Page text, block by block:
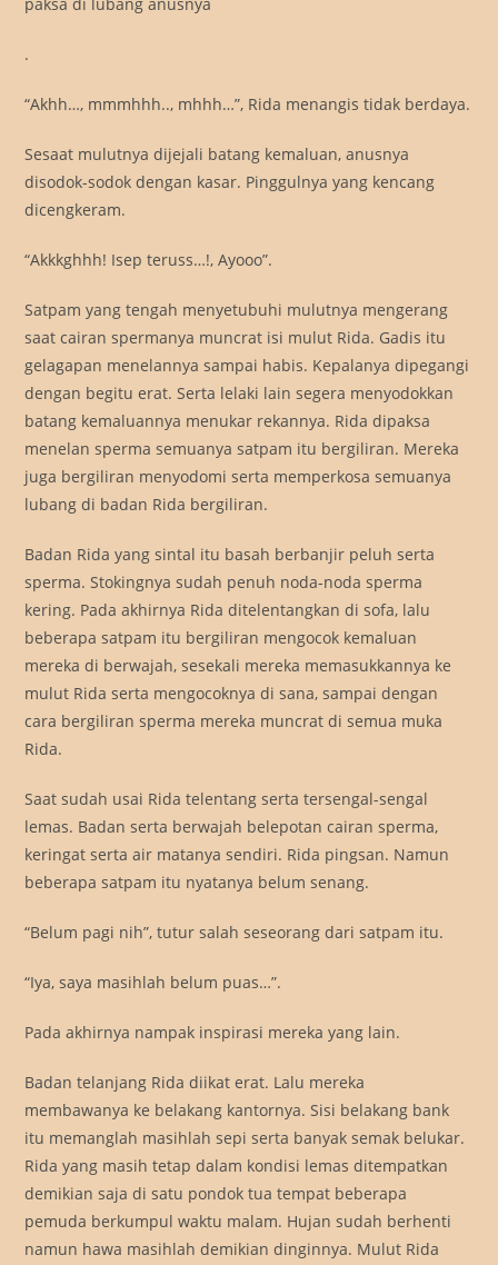
.
“Akhh…, mmmhhh.., mhhh…”, Rida menangis tidak berdaya.
Sesaat mulutnya dijejali batang kemaluan, anusnya
disodok-sodok dengan kasar. Pinggulnya yang kencang
dicengkeram.
“Akkkghhh! Isep teruss…!, Ayooo”.
Satpam yang tengah menyetubuhi mulutnya mengerang
saat cairan spermanya muncrat isi mulut Rida. Gadis itu
gelagapan menelannya sampai habis. Kepalanya dipegangi
dengan begitu erat. Serta lelaki lain segera menyodokkan
batang kemaluannya menukar rekannya. Rida dipaksa
menelan sperma semuanya satpam itu bergiliran. Mereka
juga bergiliran menyodomi serta memperkosa semuanya
lubang di badan Rida bergiliran.
Badan Rida yang sintal itu basah berbanjir peluh serta
sperma. Stokingnya sudah penuh noda-noda sperma
kering. Pada akhirnya Rida ditelentangkan di sofa, lalu
beberapa satpam itu bergiliran mengocok kemaluan
mereka di berwajah, sesekali mereka memasukkannya ke
mulut Rida serta mengocoknya di sana, sampai dengan
cara bergiliran sperma mereka muncrat di semua muka
Rida.
Saat sudah usai Rida telentang serta tersengal-sengal
lemas. Badan serta berwajah belepotan cairan sperma,
keringat serta air matanya sendiri. Rida pingsan. Namun
beberapa satpam itu nyatanya belum senang.
“Belum pagi nih”, tutur salah seseorang dari satpam itu.
“Iya, saya masihlah belum puas…”.
Pada akhirnya nampak inspirasi mereka yang lain.
Badan telanjang Rida diikat erat. Lalu mereka
membawanya ke belakang kantornya. Sisi belakang bank
itu memanglah masihlah sepi serta banyak semak belukar.
Rida yang masih tetap dalam kondisi lemas ditempatkan
demikian saja di satu pondok tua tempat beberapa
pemuda berkumpul waktu malam. Hujan sudah berhenti
namun hawa masihlah demikian dinginnya. Mulut Rida